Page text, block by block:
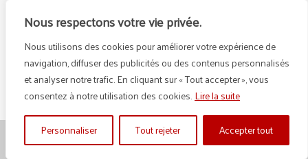
Nous respectons votre vie privée.
Nous utilisons des cookies pour améliorer votre expérience de
navigation, diffuser des publicités ou des contenus personnalisés
et analyser notre trafic. En cliquant sur « Tout accepter », vous
consentez à notre utilisation des cookies.Lire la suite
Personnaliser
Tout rejeter Accepter tout
LinkedIn
Instagram
© {2025} DEFI GROUP